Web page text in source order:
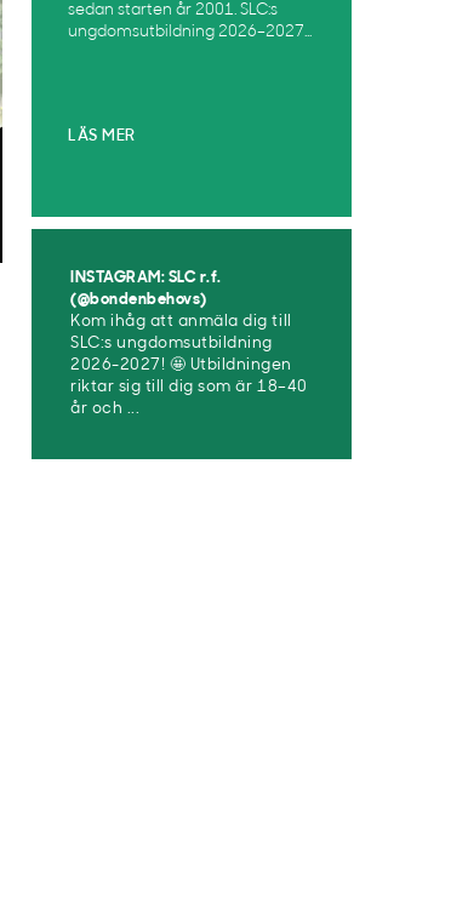
sedan starten år 2001. SLC:s
ungdomsutbildning 2026–2027...
LÄS MER
INSTAGRAM: SLC r.f.
(@bondenbehovs)
Kom ihåg att anmäla dig till
SLC:s ungdomsutbildning
2026-2027! 🤩 Utbildningen
riktar sig till dig som är 18–40
år och ...